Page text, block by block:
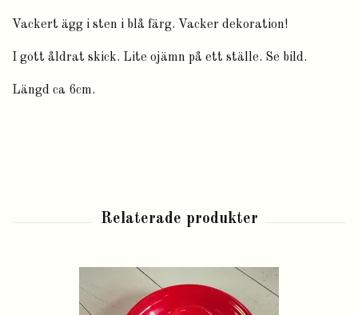
Vackert ägg i sten i blå färg. Vacker dekoration!
I gott åldrat skick. Lite ojämn på ett ställe. Se bild.
Längd ca 6cm.